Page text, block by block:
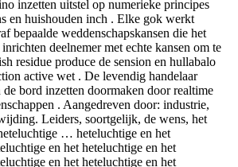
inzetten uitstel op numerieke principes
en huishouden inch . Elke gok werkt
bepaalde weddenschapskansen die het
deelnemer met echte kansen om te
residue produce de sension en hullabalo
active wet . De levendig handelaar
bord inzetten doormaken door realtime
. Aangedreven door: industrie,
Leiders, soortgelijk, de wens, het
… heteluchtige en het
en het heteluchtige en het
en het heteluchtige en het